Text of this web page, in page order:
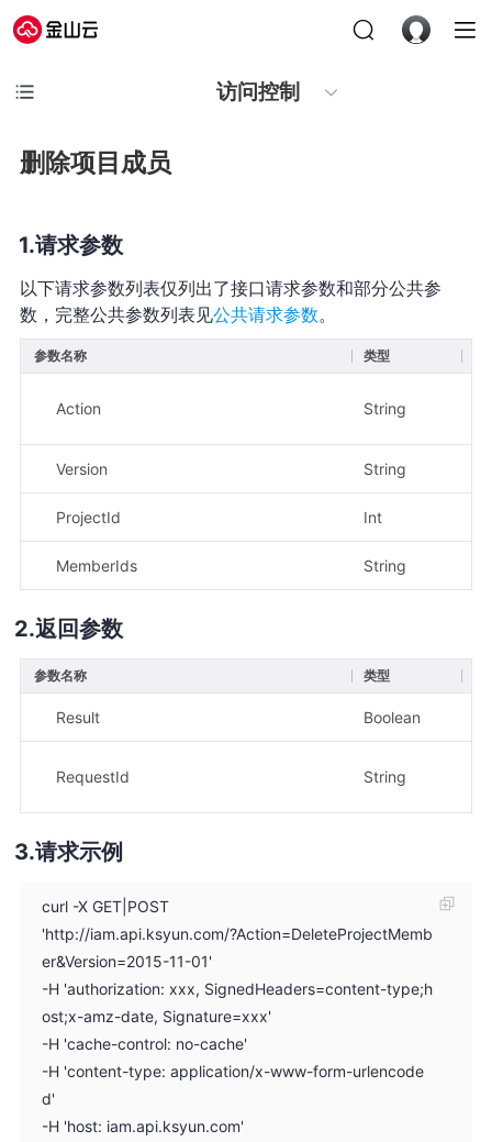
访问控制
删除项目成员
请求参数
以下请求参数列表仅列出了接口请求参数和部分公共参
数，完整公共参数列表见公共请求参数。
参数名称 类型
Action String
Version String
ProjectId Int
MemberIds String
返回参数
参数名称 类型
Result Boolean
RequestId String
请求示例
curl -X GET|POST
'http://iam.api.ksyun.com/?Action=DeleteProjectMemb
er&Version=2015-11-01'
-H 'authorization: xxx, SignedHeaders=content-type;h
ost;x-amz-date, Signature=xxx'
-H 'cache-control: no-cache'
-H 'content-type: application/x-www-form-urlencode
d'
-H 'host: iam.api.ksyun.com'